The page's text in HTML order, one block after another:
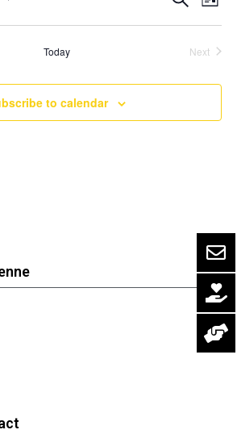
Search
and
List
Today
Next
to calendar